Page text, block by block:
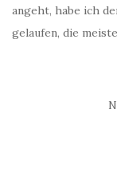
angeht, habe ich
gelaufen, die